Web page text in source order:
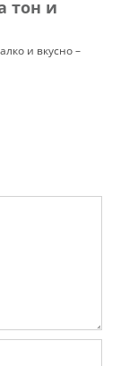
тон и
и вкусно –